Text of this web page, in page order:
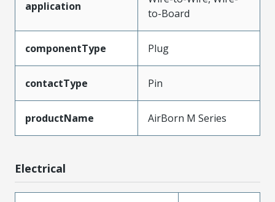
application
to-Board
componentType Plug
contactType Pin
productName AirBorn M Series
Electrical